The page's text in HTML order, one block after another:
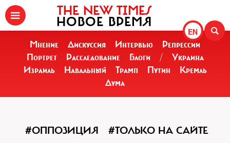
EN
THE NEW TIMES
НОВОЕ ВРЕМЯ
Мнение Дискуссия Интервью
Репрессии
Портрет
Расследование Блоги /
Украина
Израиль
Навальный Трамп Путин
Кремль
Дума
#ОППОЗИЦИЯ #ТОЛЬКО НА САЙТЕ